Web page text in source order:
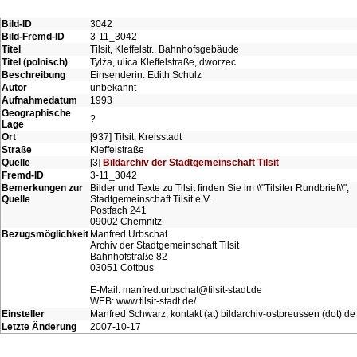
Bild-ID
3042
Bild-Fremd-ID
3-11_3042
Titel
Tilsit, Kleffelstr., Bahnhofsgebäude
Titel (polnisch)
Tylża, ulica Kleffelstraße, dworzec
Beschreibung
Einsenderin: Edith Schulz
Autor
unbekannt
Aufnahmedatum
1993
Geographische
Lage
?
Ort
[937] Tilsit, Kreisstadt
Straße
Kleffelstraße
Quelle
[3] Bildarchiv der Stadtgemeinschaft Tilsit
Fremd-ID
3-11_3042
Bemerkungen zur
Quelle
Bilder und Texte zu Tilsit finden Sie im \\"Tilsiter Rundbrief\\",
Stadtgemeinschaft Tilsit e.V.
Postfach 241
09002 Chemnitz
Bezugsmöglichkeit Manfred Urbschat
Archiv der Stadtgemeinschaft Tilsit
Bahnhofstraße 82
03051 Cottbus
E-Mail: manfred.urbschat@tilsit-stadt.de
WEB: www.tilsit-stadt.de/
Einsteller
Manfred Schwarz, kontakt (at) bildarchiv-ostpreussen (dot) de
Letzte Änderung
2007-10-17